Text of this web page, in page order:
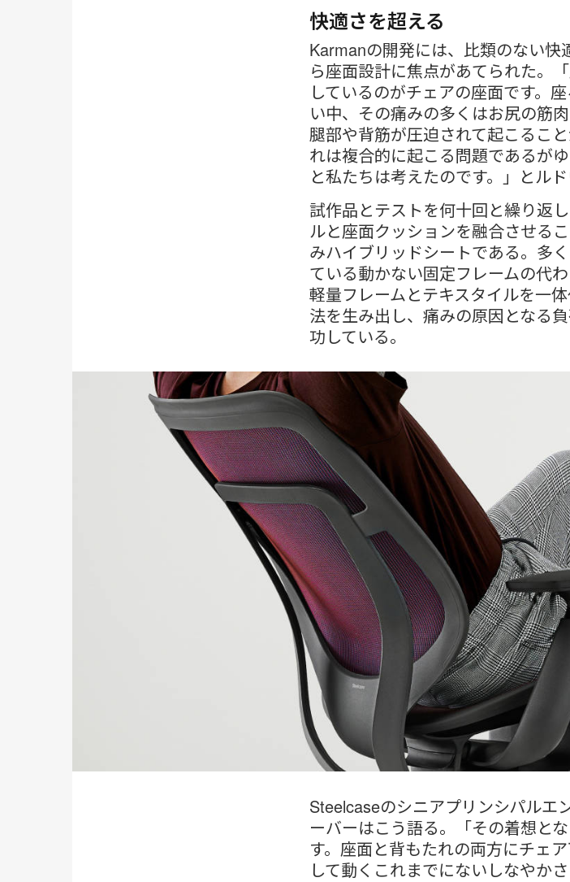
快適さを超える
Karmanの開発には、比類のない
ら座面設計に焦点があてられた。
しているのがチェアの座面です。
い中、その痛みの多くはお尻の筋
腿部や背筋が圧迫されて起こるこ
れは複合的に起こる問題であるが
と私たちは考えたのです。」とルド
試作品とテストを何十回と繰り返
ルと座面クッションを融合させる
みハイブリッドシートである。多
ている動かない固定フレームの代
軽量フレームとテキスタイルを一
法を生み出し、痛みの原因となる
功している。
Steelcaseのシニアプリンシパルエ
ーバーはこう語る。「その着想と
す。座面と背もたれの両方にチェ
して動くこれまでにないしなやか